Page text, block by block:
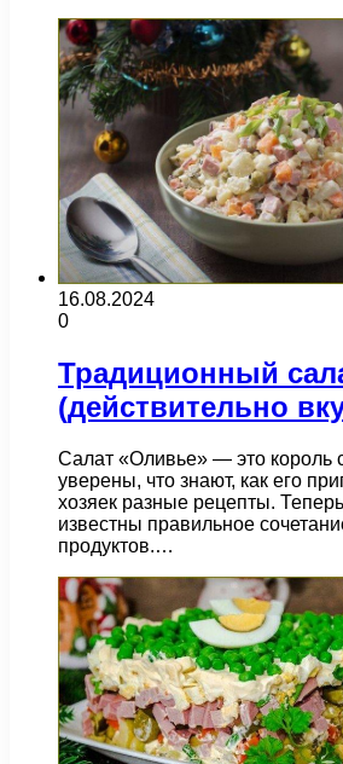
16.08.2024
0
Традиционный
(действительно
Салат «Оливье» — это король
уверены, что знают, как его
хозяек разные рецепты.
известны правильное
продуктов.…